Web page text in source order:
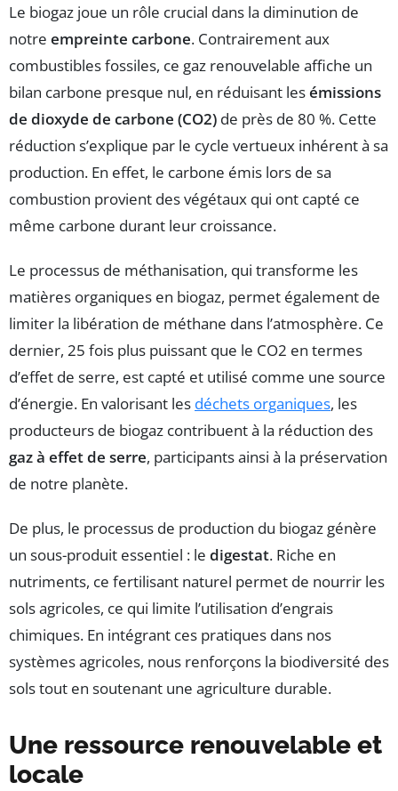
Le biogaz joue un rôle crucial dans la diminution de
notre empreinte carbone. Contrairement aux
combustibles fossiles, ce gaz renouvelable affiche un
bilan carbone presque nul, en réduisant lesémissions
de dioxyde de carbone (CO2) de près de 80 %. Cette
réduction s’explique par le cycle vertueux inhérent à sa
production. En effet, le carbone émis lors de sa
combustion provient des végétaux qui ont capté ce
même carbone durant leur croissance.
Le processus de méthanisation, qui transforme les
matières organiques en biogaz, permet également de
limiter la libération de méthane dans l’atmosphère. Ce
dernier, 25 fois plus puissant que le CO2 en termes
d’effet de serre, est capté et utilisé comme une source
d’énergie. En valorisant les déchets organiques, les
producteurs de biogaz contribuent à la réduction des
gaz à effet de serre, participants ainsi à la préservation
de notre planète.
De plus, le processus de production du biogaz génère
un sous-produit essentiel : le digestat. Riche en
nutriments, ce fertilisant naturel permet de nourrir les
sols agricoles, ce qui limite l’utilisation d’engrais
chimiques. En intégrant ces pratiques dans nos
systèmes agricoles, nous renforçons la biodiversité des
sols tout en soutenant une agriculture durable.
Une ressource renouvelable et
locale